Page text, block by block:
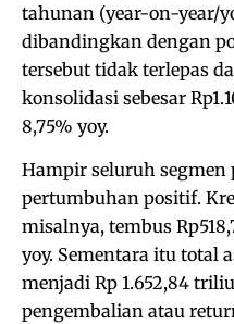
tahunan (year-on-year/
dibandingkan dengan
tersebut tidak terlepas
konsolidasi sebesar
8,75% yoy.
Hampir seluruh
pertumbuhan positif.
misalnya, tembus
yoy. Sementara itu total
menjadi Rp 1.652,84
pengembalian atau